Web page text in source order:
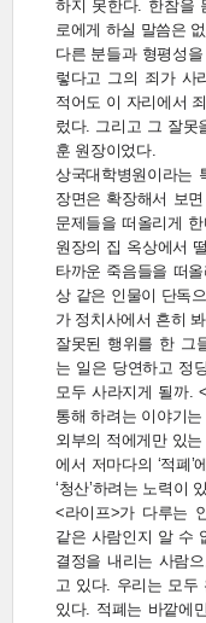
하지 못한다. 한참을
로에게 하실 말씀은
다른 분들과 형평성
렇다고 그의 죄가 사
적어도 이 자리에서
렀다. 그리고 그 잘못
훈 원장이었다.
상국대학병원이라는
장면은 확장해서 보
문제들을 떠올리게
원장의 집 옥상에서
타까운 죽음들을 떠
상 같은 인물이 단독
가 정치사에서 흔히
잘못된 행위를 한 그
는 일은 당연하고 정
모두 사라지게 될까.
통해 하려는 이야기
외부의 적에게만 있
에서 저마다의 ‘적폐
‘청산’하려는 노력이
<라이프>가 다루는
같은 사람인지 알 수
결정을 내리는 사람
고 있다. 우리는 모두
있다. 적폐는 바깥에